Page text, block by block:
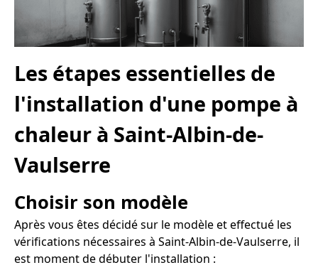
Les étapes essentielles de
l'installation d'une pompe à
chaleur à Saint-Albin-de-
Vaulserre
Choisir son modèle
Après vous êtes décidé sur le modèle et effectué les
vérifications nécessaires à Saint-Albin-de-Vaulserre, il
est moment de débuter l'installation :